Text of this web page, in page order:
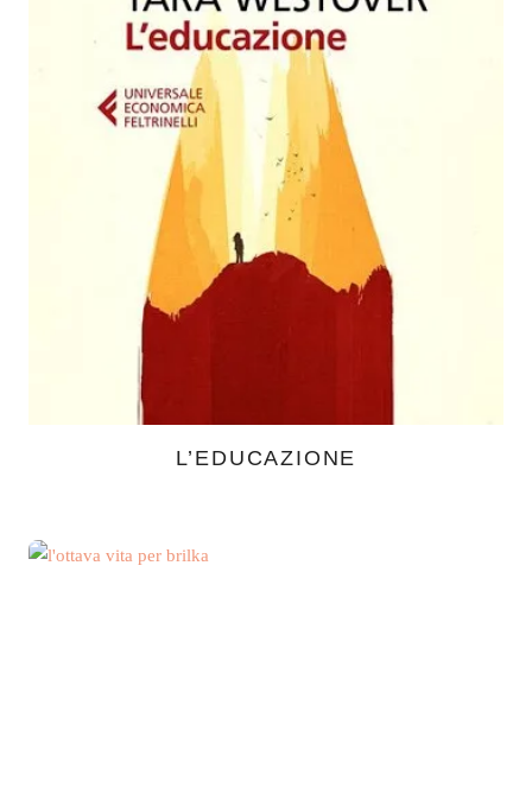
L’EDUCAZIONE